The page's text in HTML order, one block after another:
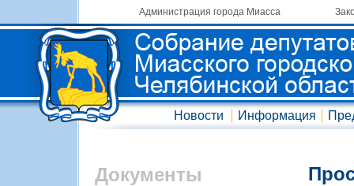
Администрация города Миасса
Новости Информация
Документы